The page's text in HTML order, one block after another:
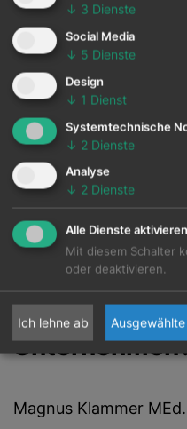
Wir haben das Ziel das
Umweltzeichen für
erhalten. Weiters
Nachhaltigkeit JA),
ganzheitliches
beinhaltet.
Zuständig für
Magnus Klammer MEd.
↓ 3 Dienste
Social Media
↓ 5 Dienste
Design
↓ 1 Dienst
Systemtechnische
↓ 2 Dienste
Analyse
↓ 2 Dienste
Alle Dienste
Mit diesem Schalter
oder deaktivieren.
Ich lehne ab